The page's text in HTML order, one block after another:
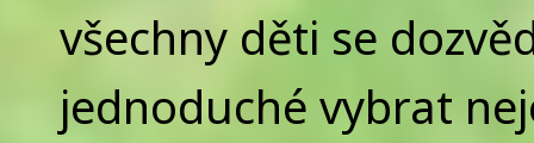
všechny děti se
jednoduché vybrat